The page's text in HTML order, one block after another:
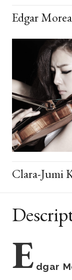
Edgar
Clara-Jumi
E dgar